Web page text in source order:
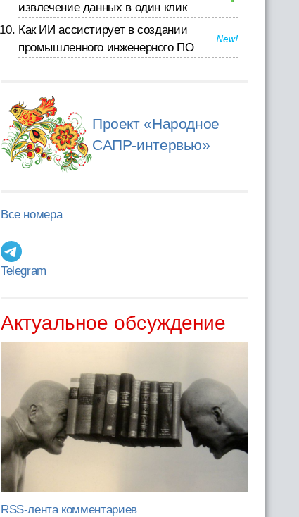
извлечение данных в один клик
Как ИИ ассистирует в создании
промышленного инженерного ПО
Проект «Народное
САПР-интервью»
Все номера
Telegram
Актуальное обсуждение
RSS-лента комментариев